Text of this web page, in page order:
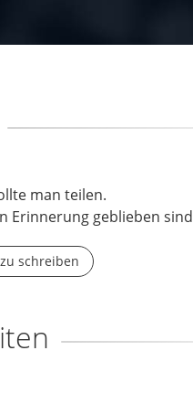
man teilen.
Erinnerung geblieben
schreiben